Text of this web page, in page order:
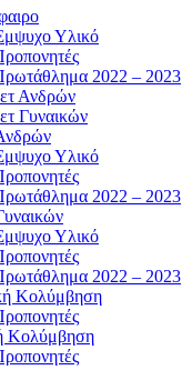
Υλικό
2022 – 2023
Ανδρών
Γυναικών
Υλικό
2022 – 2023
Υλικό
2022 – 2023
Κολύμβηση
Κολύμβηση